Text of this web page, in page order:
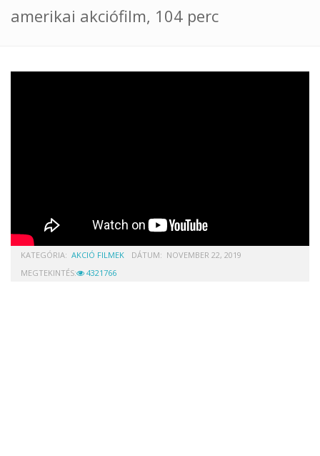
amerikai akciófilm, 104 perc
KATEGÓRIA: AKCIÓ FILMEK DÁTUM: NOVEMBER 22, 2019
MEGTEKINTÉS:
4321766